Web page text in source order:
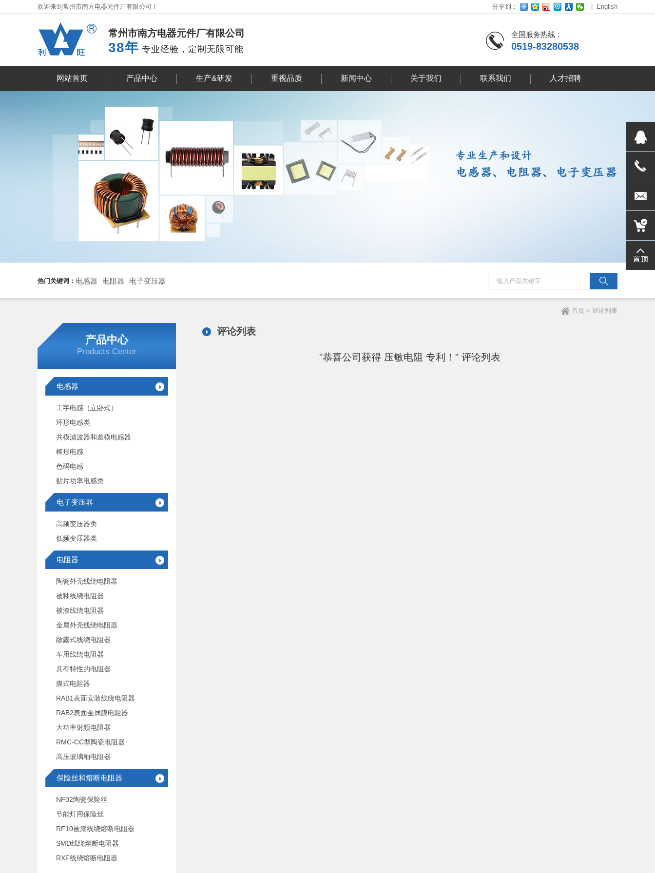
欢迎来到常州市南方电器元件厂有限公司！ English
分享到：
常州市南方电器元件厂有限公司
38年 专业经验，定制无限可能
全国服务热线：
0519-83280538
网站首页 产品中心 生产&研发 重视品质 新闻中心 关于我们 联系我们 人才招聘
热门关键词： 电感器 电阻器 电子变压器
首页 > 评论列表
产品中心
Products Center
电感器
工字电感（立卧式）
环形电感类
共模滤波器和差模电感器
棒形电感
色码电感
贴片功率电感类
电子变压器
高频变压器类
低频变压器类
电阻器
陶瓷外壳线绕电阻器
被釉线绕电阻器
被漆线绕电阻器
金属外壳线绕电阻器
敞露式线绕电阻器
车用线绕电阻器
具有特性的电阻器
膜式电阻器
RAB1表面安装线绕电阻器
RAB2表面金属膜电阻器
大功率射频电阻器
RMC-CC型陶瓷电阻器
高压玻璃釉电阻器
保险丝和熔断电阻器
NF02陶瓷保险丝
节能灯用保险丝
RF10被漆线绕熔断电阻器
SMD线绕熔断电阻器
RXF线绕熔断电阻器
评论列表
"恭喜公司获得 压敏电阻 专利！" 评论列表
0519-